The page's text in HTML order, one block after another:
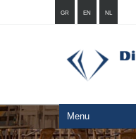
GR EN NL